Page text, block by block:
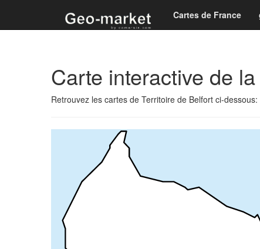
Cartes de France
Carte interactive de
Retrouvez les cartes de Territoire de Belfort ci-dessous: